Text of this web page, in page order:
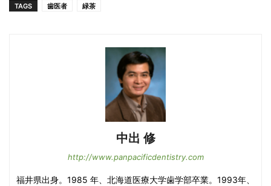
TAGS 歯医者 緑茶
中出 修
http://www.panpacificdentistry.com
福井県出身。1985 年、北海道医療大学歯学部卒業。1993年、